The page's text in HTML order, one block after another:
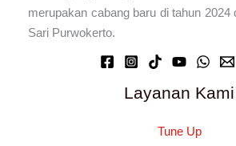
merupakan cabang baru di tahun 2024
Sari Purwokerto.
Layanan Kami
Tune Up